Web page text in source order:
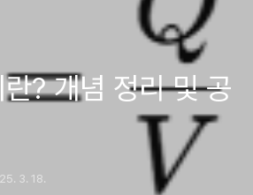
? 개념 정리 및 공
3. 18.